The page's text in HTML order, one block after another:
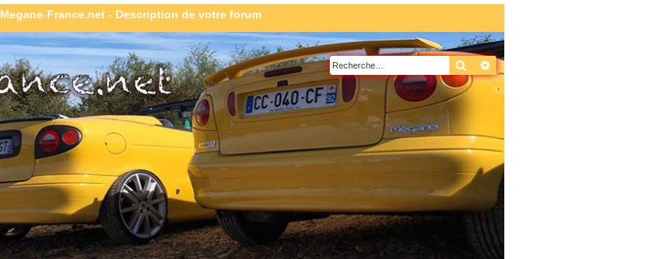
Megane-France.net - Description de votre forum
RechercherRecherche avancée